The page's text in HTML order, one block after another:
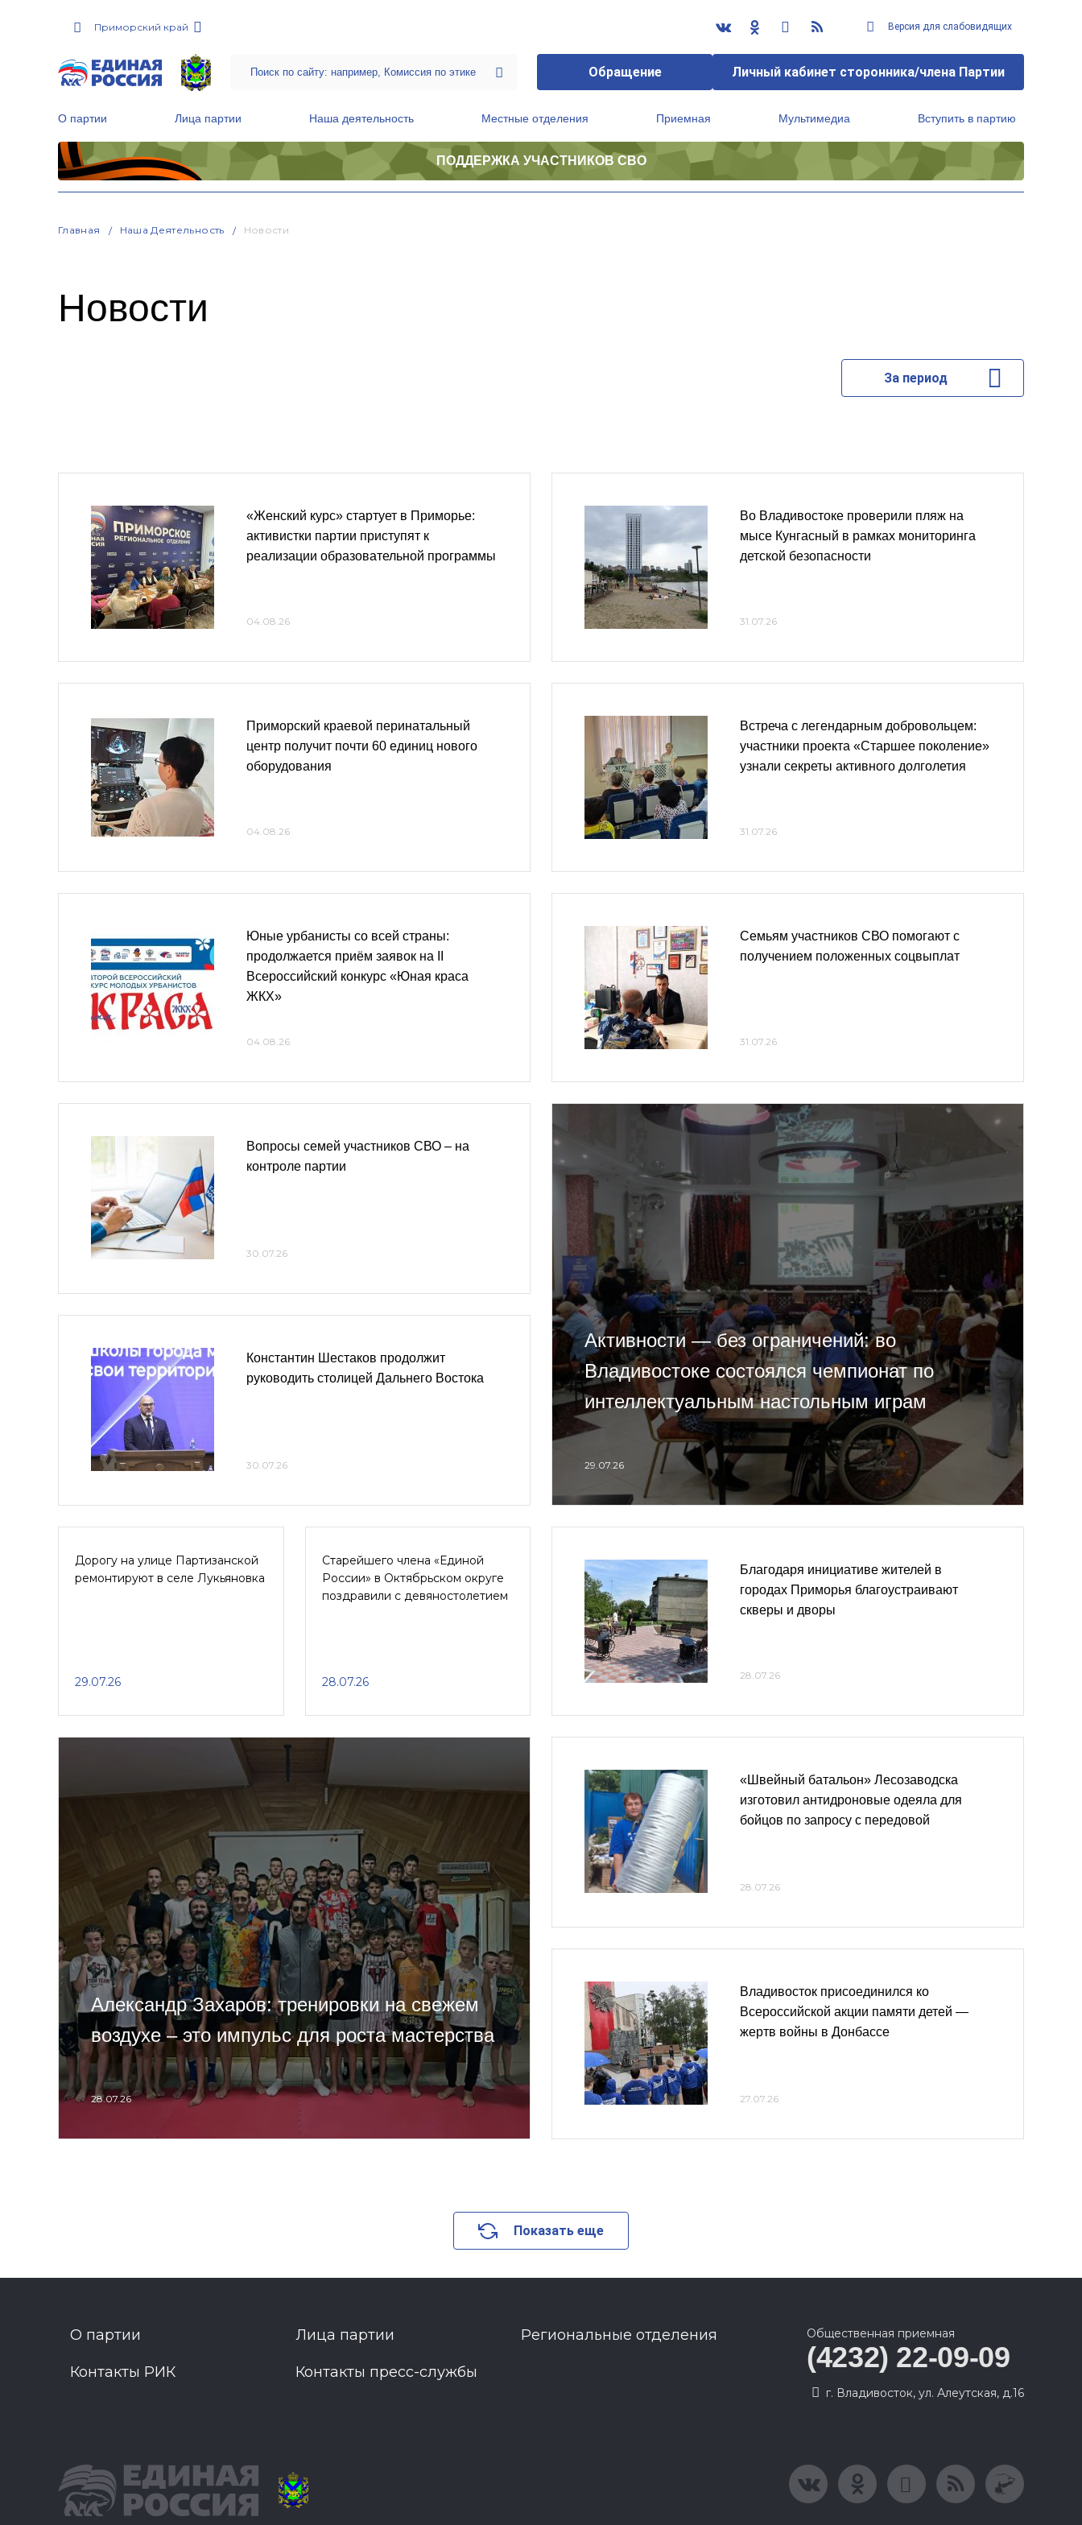
Приморский край Версия для слабовидящих
Обращение Личный кабинет сторонника/члена Партии
О партии Лица партии Наша деятельность Местные отделения Приемная Мультимедиа Вступить в партию
ПОДДЕРЖКА УЧАСТНИКОВ СВО
Главная Наша Деятельность Новости
Новости
За период
«Женский курс» стартует в Приморье:
активистки партии приступят к
реализации образовательной программы
04.08.26
Приморский краевой перинатальный
центр получит почти 60 единиц нового
оборудования
04.08.26
Юные урбанисты со всей страны:
продолжается приём заявок на II
Всероссийский конкурс «Юная краса
ЖКХ»
04.08.26
Во Владивостоке проверили пляж на
мысе Кунгасный в рамках мониторинга
детской безопасности
31.07.26
Встреча с легендарным добровольцем:
участники проекта «Старшее поколение»
узнали секреты активного долголетия
31.07.26
Семьям участников СВО помогают с
получением положенных соцвыплат
31.07.26
Вопросы семей участников СВО – на
контроле партии
30.07.26
Константин Шестаков продолжит
руководить столицей Дальнего Востока
30.07.26
Активности — без ограничений: во
Владивостоке состоялся чемпионат по
интеллектуальным настольным играм
29.07.26
Дорогу на улице Партизанской
ремонтируют в селе Лукьяновка
29.07.26
Старейшего члена «Единой
России» в Октябрьском округе
поздравили с девяностолетием
28.07.26
Благодаря инициативе жителей в
городах Приморья благоустраивают
скверы и дворы
28.07.26
Александр Захаров: тренировки на свежем
воздухе – это импульс для роста мастерства
28.07.26
«Швейный батальон» Лесозаводска
изготовил антидроновые одеяла для
бойцов по запросу с передовой
28.07.26
Владивосток присоединился ко
Всероссийской акции памяти детей —
жертв войны в Донбассе
27.07.26
Показать еще
О партии Лица партии Региональные отделения
Контакты РИК Контакты пресс-службы
Общественная приемная
(4232) 22-09-09
г. Владивосток, ул. Алеутская, д.16